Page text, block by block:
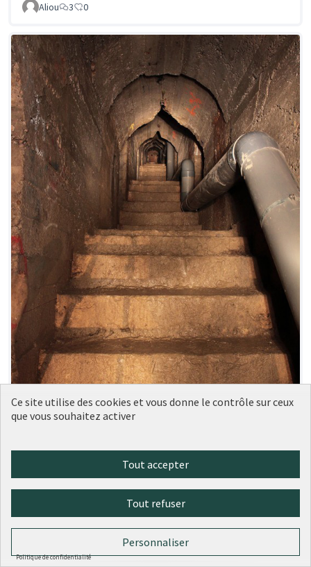
Aliou
3 0
Une visite virtuelle du mystérieux
réseau souterrain des Arêtes de
au vote
Antonin 4 1
Ce site utilise des cookies et vous donne le contrôle sur ceux
que vous souhaitez activer
Tout accepter
Tout refuser
Personnaliser
Politique de confidentialité